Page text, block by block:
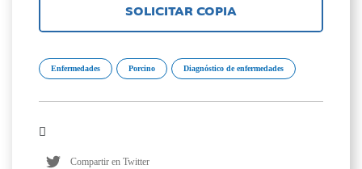
SOLICITAR COPIA
Enfermedades Porcino Diagnóstico de enfermedades
Compartir en Twitter